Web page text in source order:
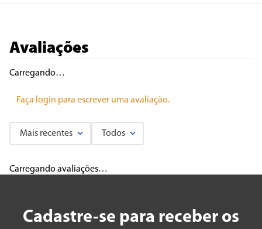
Avaliações
Carregando…
Faça login para escrever uma avaliação.
Mais recentes Todos
Carregando avaliações…
Cadastre-se para receber os